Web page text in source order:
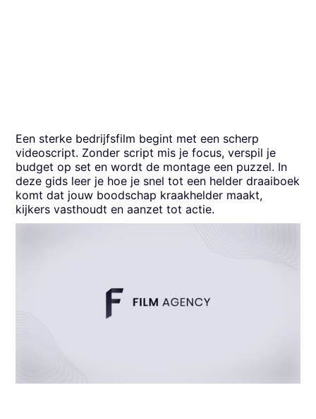
Een sterke bedrijfsfilm begint met een scherp
videoscript. Zonder script mis je focus, verspil je
budget op set en wordt de montage een puzzel. In
deze gids leer je hoe je snel tot een helder draaiboek
komt dat jouw boodschap kraakhelder maakt,
kijkers vasthoudt en aanzet tot actie.